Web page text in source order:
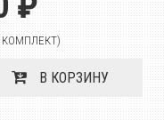
В КОРЗИНУ